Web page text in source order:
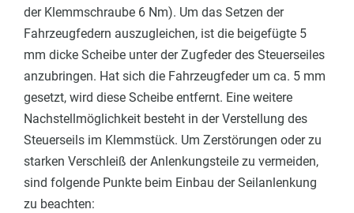
der Klemmschraube 6 Nm). Um das Setzen der
Fahrzeugfedern auszugleichen, ist die beigefügte 5
mm dicke Scheibe unter der Zugfeder des Steuerseiles
anzubringen. Hat sich die Fahrzeugfeder um ca. 5 mm
gesetzt, wird diese Scheibe entfernt. Eine weitere
Nachstellmöglichkeit besteht in der Verstellung des
Steuerseils im Klemmstück. Um Zerstörungen oder zu
starken Verschleiß der Anlenkungsteile zu vermeiden,
sind folgende Punkte beim Einbau der Seilanlenkung
zu beachten: